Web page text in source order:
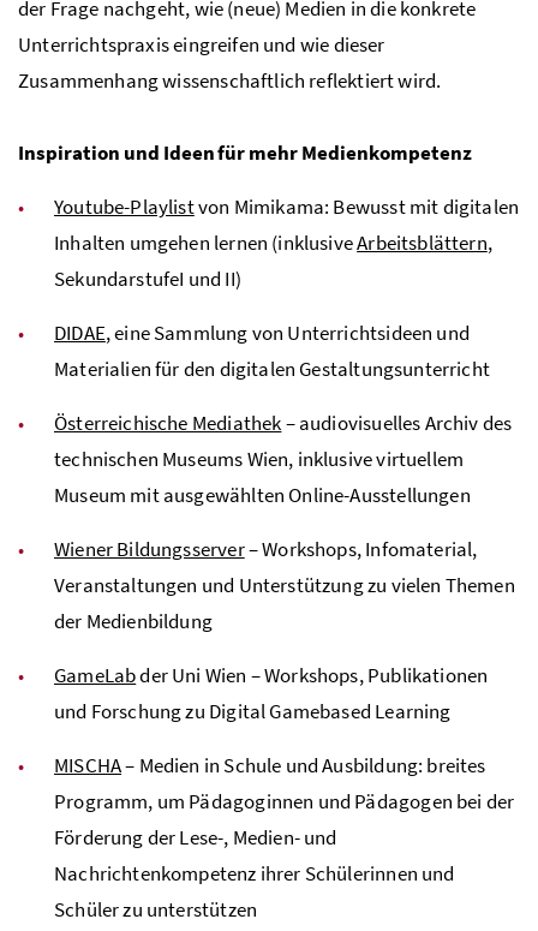
der Frage nachgeht, wie (neue) Medien in die konkrete
Unterrichtspraxis eingreifen und wie dieser
Zusammenhang wissenschaftlich reflektiert wird.
Inspiration und Ideen für mehr Medienkompetenz
Youtube-Playlistvon Mimikama: Bewusst mit digitalen
Inhalten umgehen lernen (inklusiveArbeitsblättern,
SekundarstufeI und II)
DIDAE, eine Sammlung von Unterrichtsideen und
Materialien für den digitalen Gestaltungsunterricht
Österreichische Mediathek– audiovisuelles Archiv des
technischen Museums Wien, inklusive virtuellem
Museum mit ausgewählten Online-Ausstellungen
Wiener Bildungsserver– Workshops, Infomaterial,
Veranstaltungen und Unterstützung zu vielen Themen
der Medienbildung
GameLabder Uni Wien – Workshops, Publikationen
und Forschung zu Digital Gamebased Learning
MISCHA– Medien in Schule und Ausbildung: breites
Programm, um Pädagoginnen und Pädagogen bei der
Förderung der Lese-, Medien- und
Nachrichtenkompetenz ihrer Schülerinnen und
Schüler zu unterstützen